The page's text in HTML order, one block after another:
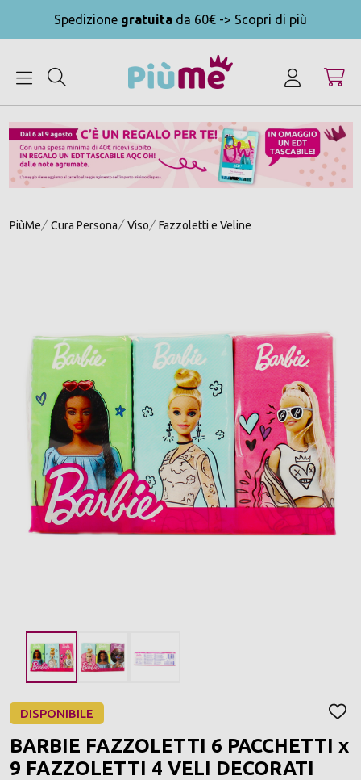
Spedizione gratuita da 60€ -> Scopri di più
PiùMe Cura Persona Viso Fazzoletti e Veline
DISPONIBILE
DEI
BARBIE FAZZOLETTI 6 PACCHETTI x
9 FAZZOLETTI 4 VELI DECORATI